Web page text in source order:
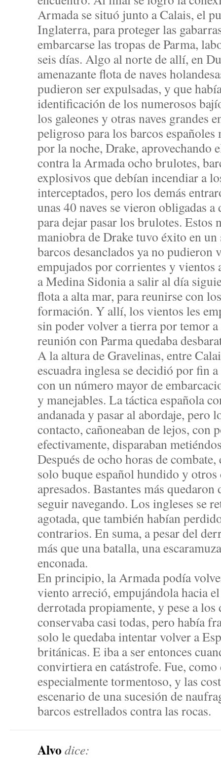
Armada se situó junto a Calais, el
Inglaterra, para proteger las
embarcarse las tropas de Parma,
seis días. Algo al norte de allí, en
amenazante flota de naves
pudieron ser expulsadas, y que
identificación de los numerosos
los galeones y otras naves grandes
peligroso para los barcos
por la noche, Drake, aprovechando
contra la Armada ocho brulotes,
explosivos que debían incendiar a
interceptados, pero los demás
unas 40 naves se vieron obligadas
para dejar pasar los brulotes. Estos
maniobra de Drake tuvo éxito en
barcos desanclados ya no pudieron
empujados por corrientes y vientos
a Medina Sidonia a salir al día
flota a alta mar, para reunirse con
formación. Y allí, los vientos les
sin poder volver a tierra por temor
reunión con Parma quedaba
A la altura de Gravelinas, entre
escuadra inglesa se decidió por fin
con un número mayor de
y manejables. La táctica española
andanada y pasar al abordaje, pero
contacto, cañoneaban de lejos, con
efectivamente, disparaban
Después de ocho horas de
solo buque español hundido y
apresados. Bastantes más quedaron
seguir navegando. Los ingleses se
agotada, que también habían
contrarios. En suma, a pesar del
más que una batalla, una
enconada.
En principio, la Armada podía
viento arreció, empujándola hacia
derrotada propiamente, y pese a los
conservaba casi todas, pero había
solo le quedaba intentar volver a
británicas. E iba a ser entonces
convirtiera en catástrofe. Fue,
especialmente tormentoso, y las
escenario de una sucesión de
barcos estrellados contra las rocas.
Alvodice: